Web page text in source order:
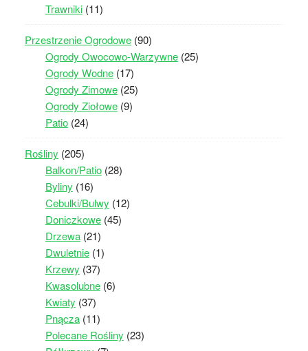
Trawniki(11)
Przestrzenie Ogrodowe(90)
Ogrody Owocowo-Warzywne(25)
Ogrody Wodne(17)
Ogrody Zimowe(25)
Ogrody Ziołowe(9)
Patio(24)
Rośliny (205)
Balkon/Patio(28)
Byliny (16)
Cebulki/Bulwy (12)
Doniczkowe(45)
Drzewa(21)
Dwuletnie(1)
Krzewy (37)
Kwasolubne(6)
Kwiaty (37)
Pnącza(11)
Polecane Rośliny (23)